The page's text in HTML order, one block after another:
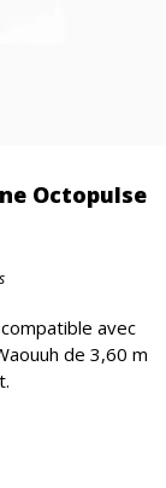
Octopulse
avec
de 3,60 m
€